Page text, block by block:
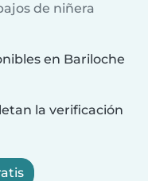
de niñera
en Bariloche
la verificación